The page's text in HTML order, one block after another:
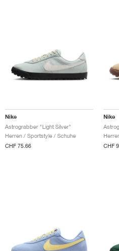
Nike
Astrograbber "Light Silver"
Herren / Sportstyle / Schuhe
CHF 75.66
Nike
CHF